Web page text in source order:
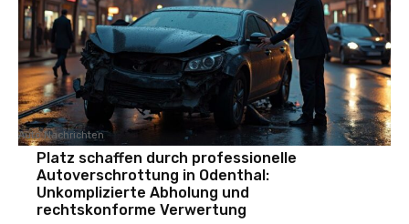
Auto Nachrichten
Platz schaffen durch professionelle
Autoverschrottung in Odenthal:
Unkomplizierte Abholung und
rechtskonforme Verwertung